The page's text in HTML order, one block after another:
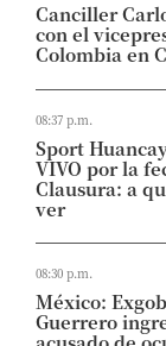
Canciller
con el
Colombia en
08:37 p.m.
Sport
VIVO por la
Clausura: a
ver
08:30 p.m.
México:
Guerrero